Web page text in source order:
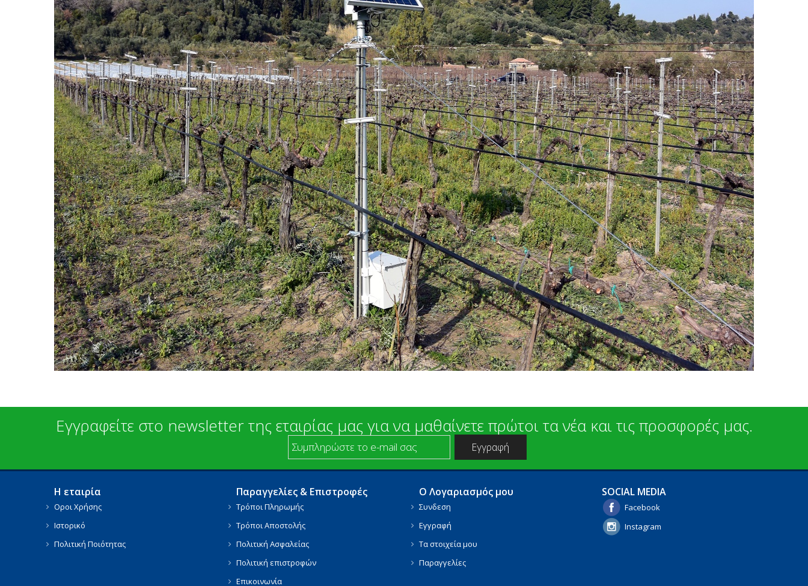
Εγγραφείτε στο newsletter της εταιρίας μας για να μαθαίνετε πρώτοι τα νέα και τις προσφορές μας.
Η εταιρία
Οροι Χρήσης
Ιστορικό
Πολιτική Ποιότητας
Παραγγελίες & Επιστροφές
Τρόποι Πληρωμής
Τρόποι Αποστολής
Πολιτική Ασφαλείας
Πολιτική επιστροφών
Επικοινωνία
Ο Λογαριασμός μου
Συνδεση
Εγγραφή
Τα στοιχεία μου
Παραγγελίες
SOCIAL MEDIA
Facebook
Instagram